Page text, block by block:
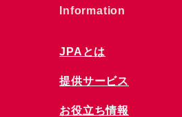
​Information
JPAとは
提供サービス
お役立ち情報